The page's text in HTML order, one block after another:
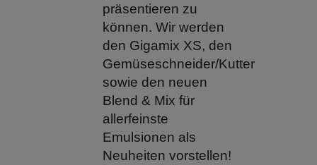
präsentieren zu
können. Wir werden
den Gigamix XS, den
Gemüseschneider/Kutter
sowie den neuen
Blend & Mix für
allerfeinste
Emulsionen als
Neuheiten vorstellen!